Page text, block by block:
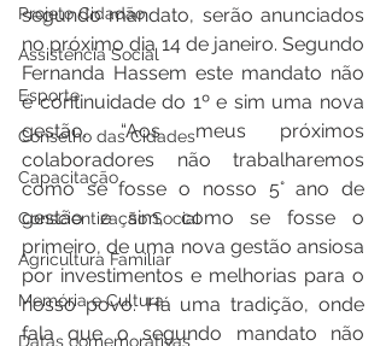
Projeto Cidadão
Assistência Social
Esporte
Conselho das Cidades
Capacitação
Conscientização Social
Agricultura Familiar
Memória e Cultura
Datas comemorativas
segundo mandato, serão anunciados
no próximo dia 14 de janeiro. Segundo
Fernanda Hassem este mandato não
é continuidade do 1º e sim uma nova
gestão. “Aos meus próximos
colaboradores não trabalharemos
como se fosse o nosso 5° ano de
gestão e sim, como se fosse o
primeiro, de uma nova gestão ansiosa
por investimentos e melhorias para o
nosso povo. Há uma tradição, onde
fala que o segundo mandato não